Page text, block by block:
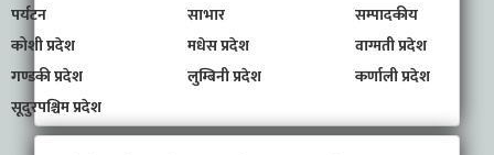
पर्यटन
साभार
सम्पादकीय
कोशी प्रदेश
मधेस प्रदेश
वाग्मती प्रदेश
गण्डकी प्रदेश
लुम्बिनी प्रदेश
कर्णाली प्रदेश
सूदुरपश्चिम प्रदेश